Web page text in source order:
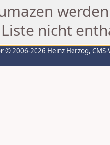
nicht
© 2006-2026 Heinz Herzog,